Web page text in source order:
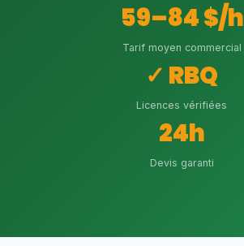
59–84 $/h
Tarif moyen commercial
✓ RBQ
Licences vérifiées
24h
Devis garanti